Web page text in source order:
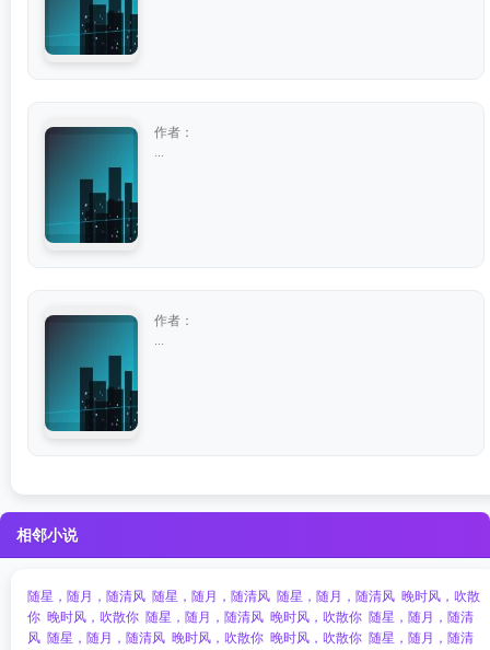
作者：
作者：
相邻小说
随星，随月，随清风 随星，随月，随清风 随星，随月，随清风 晚时风，吹散
你 晚时风，吹散你 随星，随月，随清风 晚时风，吹散你 随星，随月，随清
风 随星，随月，随清风 晚时风，吹散你 晚时风，吹散你 随星，随月，随清